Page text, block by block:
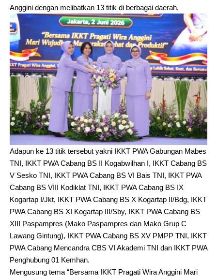
Anggini dengan melibatkan 13 titik di berbagai daerah.
Adapun ke 13 titik tersebut yakni IKKT PWA Gabungan Mabes
TNI, IKKT PWA Cabang BS II Kogabwilhan I, IKKT Cabang BS
V Sesko TNI, IKKT PWA Cabang BS VI Bais TNI, IKKT PWA
Cabang BS VIII Kodiklat TNI, IKKT PWA Cabang BS IX
Kogartap I/Jkt, IKKT PWA Cabang BS X Kogartap II/Bdg, IKKT
PWA Cabang BS XI Kogartap III/Sby, IKKT PWA Cabang BS
XIII Paspampres (Mako Paspampres dan Mako Grup C
Lawang Gintung), IKKT PWA Cabang BS XV PMPP TNI, IKKT
PWA Cabang Mencandra CBS VI Akademi TNI dan IKKT PWA
Penghubung 01 Kemhan.
Mengusung tema “Bersama IKKT Pragati Wira Anggini Mari